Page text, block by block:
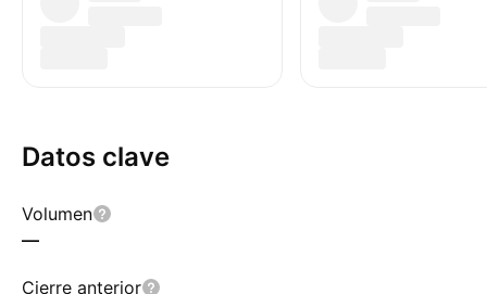
Datos clave
Volumen
—
Cierre anterior